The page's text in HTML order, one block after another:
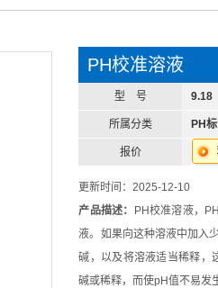
PH校准溶液
型 号 9.18
所属分类 PH
报价
更新时间：2025-12-10
产品描述：
PH校准溶液，
液。如果向这种溶液中加入
碱，以及将溶液适当稀释，
碱或稀释，而使pH值不易发